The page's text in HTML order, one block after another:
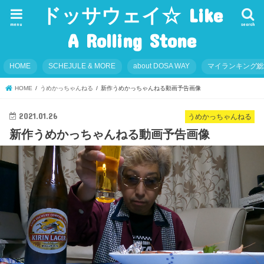
ドッサウェイ☆ Like
A Rolling Stone
search
menu
HOME SCHEJULE & MORE about DOSA WAY マイランキング
HOME うめかっちゃんねる 新作うめかっちゃんねる動画予告画像
うめかっちゃんねる
2021.01.26
新作うめかっちゃんねる動画予告画像